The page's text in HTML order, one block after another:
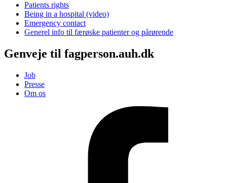
Patients rights
Being in a hospital (video)
Emergency contact
Generel info til færøske patienter og pårørende
Genveje til fagperson.auh.dk
Job
Presse
Om os